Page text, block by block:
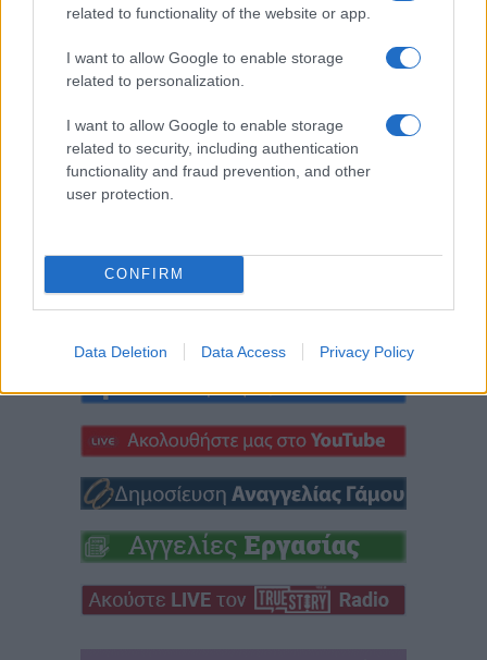
related to functionality of the website or app.
I want to allow Google to enable storage
related to personalization.
I want to allow Google to enable storage
related to security, including authentication
functionality and fraud prevention, and other
user protection.
CONFIRM
Data Deletion Data Access Privacy Policy
Το Daddy Cool Party
επιστρέφει στην
Κοζάνη την
Παρασκευή 21/8
8 Αυγούστου 2026, 7:33 μμ
Α.Ο. ΠΑΝΑΤΟΛΙΚΟΣ:
Σιδηρόπουλος και
Αναστασία
Ευθυμιάδου σε μια
8 Αυγούστου 2026, 7:01 μμ